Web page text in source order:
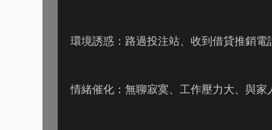
環境誘惑：路過投注站、收到借貸推銷電
情緒催化：無聊寂寞、工作壓力大、與